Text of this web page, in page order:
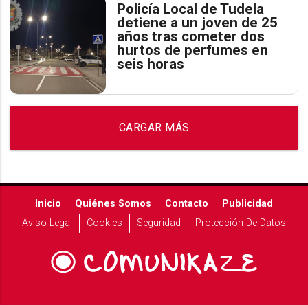
Policía Local de Tudela
detiene a un joven de 25
años tras cometer dos
hurtos de perfumes en
seis horas
CARGAR MÁS
Inicio Quiénes Somos Contacto
Publicidad
Aviso Legal
Cookies Seguridad Protección De Datos